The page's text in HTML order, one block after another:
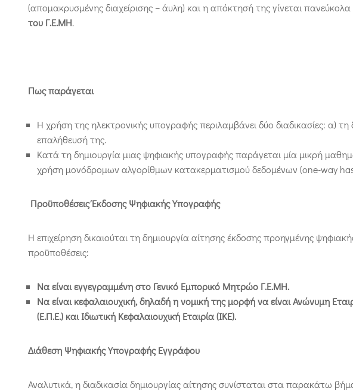
(απομακρυσμένης διαχείρισης – άυλη) και η απόκτησή της γίνεται
του Γ.Ε.ΜΗ.
Πως παράγεται
Η χρήση της ηλεκτρονικής υπογραφής περιλαμβάνει δύο διαδικασίες: α)
επαλήθευσή της.
Κατά τη δημιουργία μιας ψηφιακής υπογραφής παράγεται μία μικρή
χρήση μονόδρομων αλγορίθμων κατακερματισμού δεδομένων (one-way
Προϋποθέσεις Έκδοσης Ψηφιακής Υπογραφής
Η επιχείρηση δικαιούται τη δημιουργία αίτησης έκδοσης προηγμένης
προϋποθέσεις:
Να είναι εγγεγραμμένη στο Γενικό Εμπορικό Μητρώο Γ.Ε.ΜΗ.
Να είναι κεφαλαιουχική, δηλαδή η νομική της μορφή να είναι Ανώνυμη
(Ε.Π.Ε.) και Ιδιωτική Κεφαλαιουχική Εταιρία (ΙΚΕ).
Διάθεση Ψηφιακής Υπογραφής Εγγράφου
Αναλυτικά, η διαδικασία δημιουργίας αίτησης συνίσταται στα παρακάτω